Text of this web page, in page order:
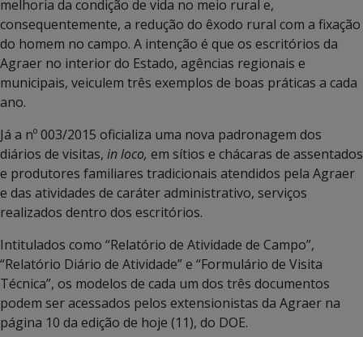
melhoria da condição de vida no meio rural e,
consequentemente, a redução do êxodo rural com a fixação
do homem no campo. A intenção é que os escritórios da
Agraer no interior do Estado, agências regionais e
municipais, veiculem três exemplos de boas práticas a cada
ano.
Já a nº 003/2015 oficializa uma nova padronagem dos
diários de visitas, in loco, em sítios e chácaras de assentados
e produtores familiares tradicionais atendidos pela Agraer
e das atividades de caráter administrativo, serviços
realizados dentro dos escritórios.
Intitulados como “Relatório de Atividade de Campo”,
“Relatório Diário de Atividade” e “Formulário de Visita
Técnica”, os modelos de cada um dos três documentos
podem ser acessados pelos extensionistas da Agraer na
página 10 da edição de hoje (11), do DOE.